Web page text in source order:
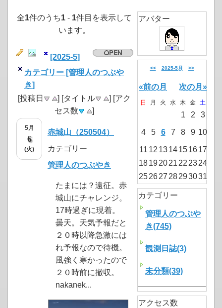
全1件のうち1 - 1件目を表示して
います。
[2025-5]
カテゴリー [管理人のつぶや
き]
[投稿日
] [タイトル
] [アク
セス数
]
5月
6
(火)
赤城山（250504）
カテゴリー
管理人のつぶやき
たまには？遠征。赤
城山にチャレンジ。
17時過ぎに現着。
曇天。天気予報だと
２０時以降急激には
れ予報なので待機。
風強く寒かったので
２０時前に撤収。
nakanek...
アバター
<< 2025-5月 >>
«前の月 次の月»
日 月 火 水 木 金 土
1 2 3
4 5 6 7 8 9 10
11 12 1314151617
18192021 22 2324
252627 28293031
カテゴリー
管理人のつぶや
き(745)
観測日誌(3)
未分類(39)
アクセス数